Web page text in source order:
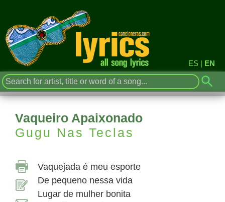
ES | EN
Vaqueiro Apaixonado
Gugu Nas Teclas
Vaquejada é meu esporte
De pequeno nessa vida
Lugar de mulher bonita